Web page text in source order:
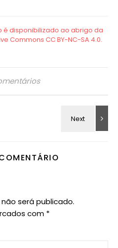
será publicado.
com *